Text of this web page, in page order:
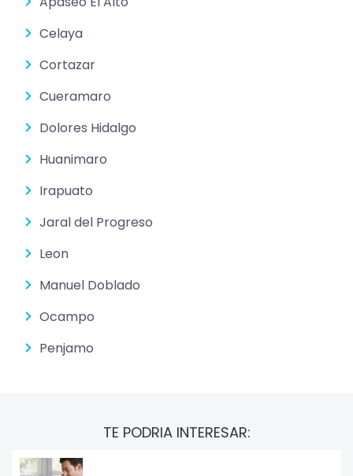
Celaya
Cortazar
Cueramaro
Dolores Hidalgo
Huanimaro
Irapuato
Jaral del Progreso
Leon
Manuel Doblado
Ocampo
Penjamo
TE PODRIA INTERESAR: